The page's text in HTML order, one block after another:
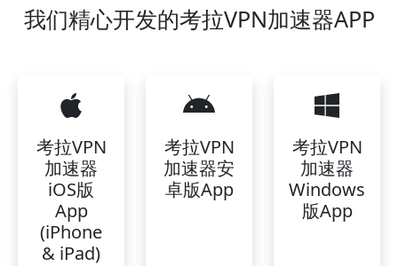
我们精心开发的考拉VPN加速器APP
考拉VPN
加速器
iOS版
App
(iPhone
& iPad)
考拉VPN
加速器安
卓版App
考拉VPN
加速器
Windows
版App